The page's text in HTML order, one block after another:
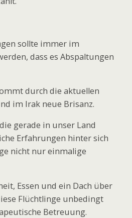
sollte immer im
dass es Abspaltungen
durch die aktuellen
im Irak neue Brisanz.
gerade in unser Land
Erfahrungen hinter sich
nicht nur einmalige
Essen und ein Dach über
Flüchtlinge unbedingt
Betreuung.